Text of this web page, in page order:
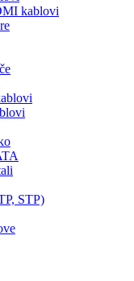
kablovi
STP)